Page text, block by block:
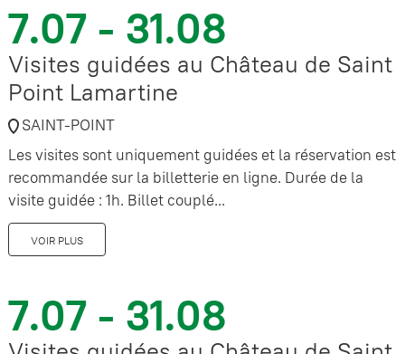
7.07 - 31.08
Visites guidées au Château de Saint
Point Lamartine
SAINT-POINT
Les visites sont uniquement guidées et la réservation est
recommandée sur la billetterie en ligne. Durée de la
visite guidée : 1h. Billet couplé...
VOIR PLUS
7.07 - 31.08